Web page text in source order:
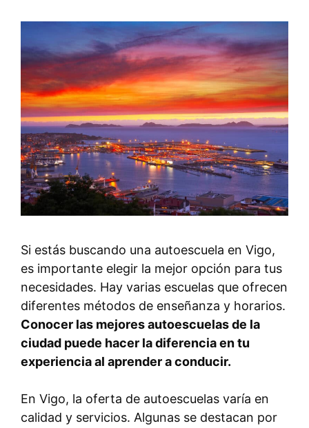
Si estás buscando una autoescuela en Vigo,
es importante elegir la mejor opción para tus
necesidades. Hay varias escuelas que ofrecen
diferentes métodos de enseñanza y horarios.
Conocer las mejores autoescuelas de la
ciudad puede hacer la diferencia en tu
experiencia al aprender a conducir.
En Vigo, la oferta de autoescuelas varía en
calidad y servicios. Algunas se destacan por